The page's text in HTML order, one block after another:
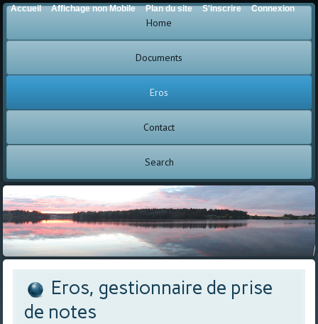
Home
Documents
Eros
Contact
Search
Eros, gestionnaire de prise
de notes
Accueil Affichage non Mobile Plan du site S'inscrire Connexion